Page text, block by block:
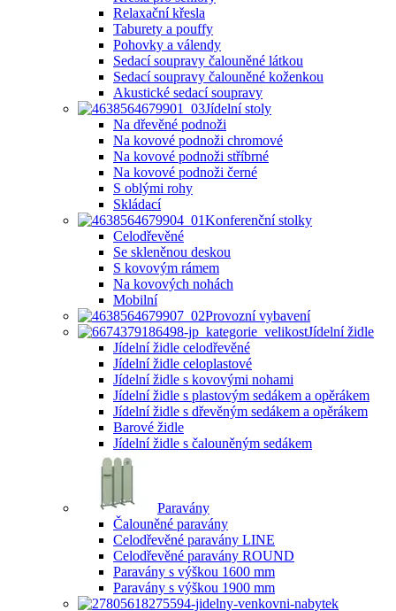
Relaxační křesla
Taburety a pouffy
Pohovky a válendy
Sedací soupravy čalouněné látkou
Sedací soupravy čalouněné koženkou
Akustické sedací soupravy
Jídelní stoly
Na dřevěné podnoži
Na kovové podnoži chromové
Na kovové podnoži stříbrné
Na kovové podnoži černé
S oblými rohy
Skládací
Konferenční stolky
Celodřevěné
Se skleněnou deskou
S kovovým rámem
Na kovových nohách
Mobilní
Provozní vybavení
Jídelní židle
Jídelní židle celodřevěné
Jídelní židle celoplastové
Jídelní židle s kovovými nohami
Jídelní židle s plastovým sedákem a opěrákem
Jídelní židle s dřevěným sedákem a opěrákem
Barové židle
Jídelní židle s čalouněným sedákem
Paravány
Čalouněné paravány
Celodřevěné paravány LINE
Celodřevěné paravány ROUND
Paravány s výškou 1600 mm
Paravány s výškou 1900 mm